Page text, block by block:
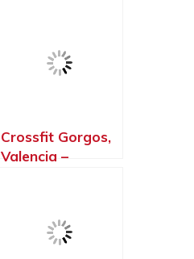
Crossfit Gorgos,
Valencia –